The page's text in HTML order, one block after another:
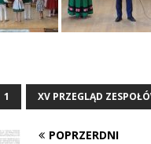
1 XV PRZEGLĄD
POPRZERDNI